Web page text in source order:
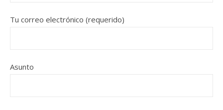
Tu correo electrónico (requerido)
Asunto